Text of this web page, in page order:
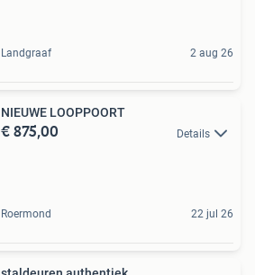
Landgraaf 2 aug 26
NIEUWE LOOPPOORT
€ 875,00 Details
Roermond 22 jul 26